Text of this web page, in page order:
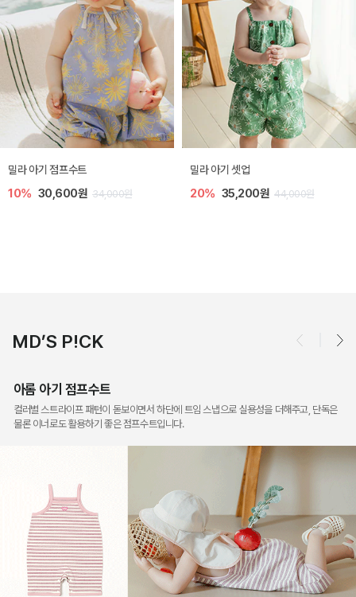
토닉 아기 민소매 티셔츠
20% 11,200원 14,000원
베티 니트 아기 민소매 티셔츠
10% 24,300원 27,000원
MD’S P!CK
아롬 아기 점프수트
컬러별 스트라이프 패턴이 돋보이면서 하단에 트임 스냅으로 실용성을 더해주고, 단독은
물론 이너로도 활용하기 좋은 점프수트입니다.